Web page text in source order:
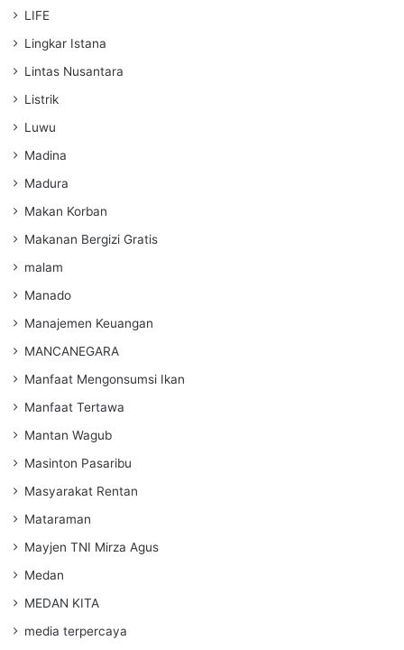
LIFE
Lingkar Istana
Lintas Nusantara
Listrik
Luwu
Madina
Madura
Makan Korban
Makanan Bergizi Gratis
malam
Manado
Manajemen Keuangan
MANCANEGARA
Manfaat Mengonsumsi Ikan
Manfaat Tertawa
Mantan Wagub
Masinton Pasaribu
Masyarakat Rentan
Mataraman
Mayjen TNI Mirza Agus
Medan
MEDAN KITA
media terpercaya